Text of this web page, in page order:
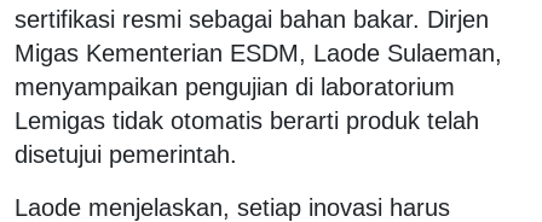
sertifikasi resmi sebagai bahan bakar. Dirjen
Migas Kementerian ESDM, Laode Sulaeman,
menyampaikan pengujian di laboratorium
Lemigas tidak otomatis berarti produk telah
disetujui pemerintah.
Laode menjelaskan, setiap inovasi harus